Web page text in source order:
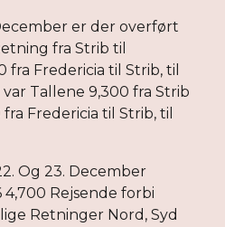
er der overført
fra Strib til
fra Fredericia til Strib, til
var Tallene 9,300 fra Strib
Fredericia til Strib, til
Og 23. December
4,700 Rejsende forbi
Retninger Nord, Syd